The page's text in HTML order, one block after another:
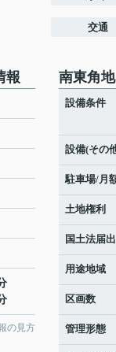
交通
報
の見方
南東角
設備条件
設備(その
駐車場/月
土地権利
国土法届出
用途地域
区画数
管理形態